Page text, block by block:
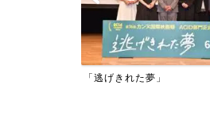
『BLEACH 千年血戦篇-訣